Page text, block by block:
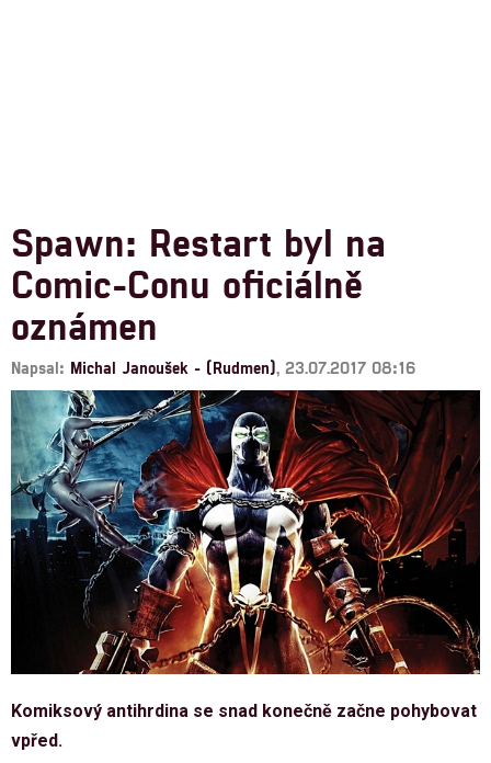
Spawn: Restart byl na
Comic-Conu oficiálně
oznámen
Napsal: Michal Janoušek - (Rudmen), 23.07.2017 08:16
Komiksový antihrdina se snad konečně začne pohybovat
vpřed.